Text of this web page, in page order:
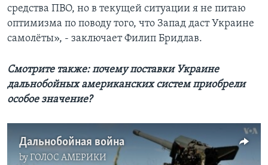
средства ПВО, но в текущей ситуации я не питаю
оптимизма по поводу того, что Запад даст Украине
самолёты», - заключает Филип Бридлав.
Смотрите также: почему поставки Украине
дальнобойных американских систем приобрели
особое значение?
Дальнобойная война
byГОЛОС АМЕРИКИ